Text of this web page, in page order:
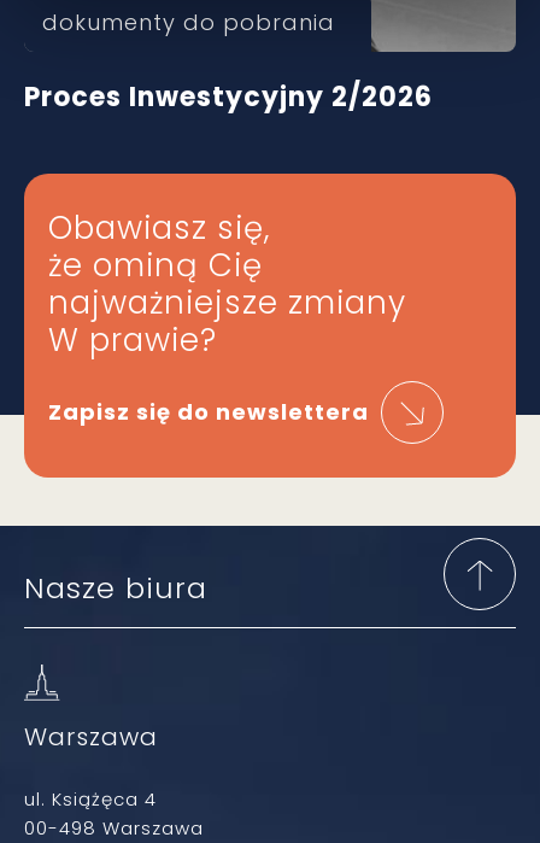
dokumenty do pobrania
Proces Inwestycyjny 2/2026
Obawiasz się,
że ominą Cię
najważniejsze zmiany
W prawie?
Zapisz się do newslettera
Nasze biura
Warszawa
ul. Książęca 4
00-498 Warszawa